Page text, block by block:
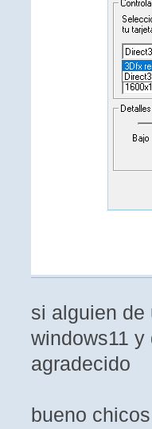
si alguien de
windows11
agradecido
bueno